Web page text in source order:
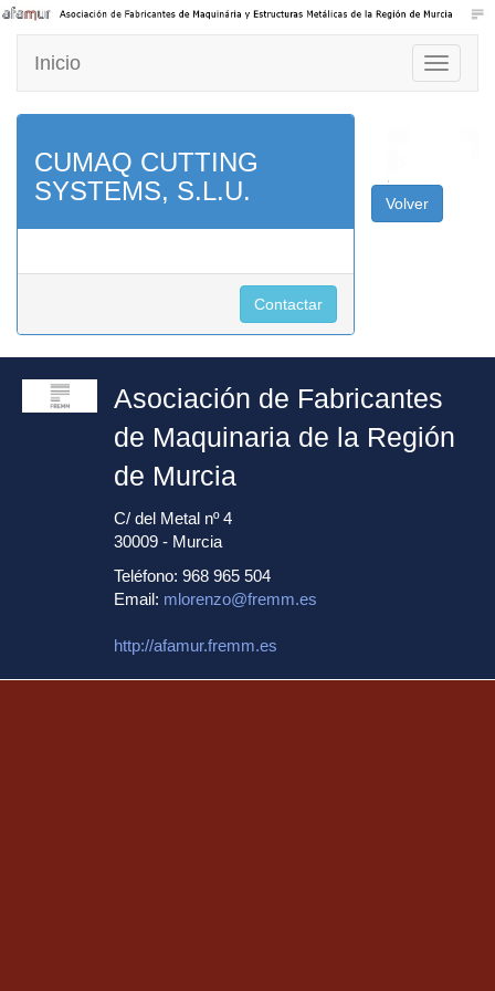
Toggle
Inicio
CUMAQ CUTTING
SYSTEMS, S.L.U.
Contactar
Volver
Asociación de Fabricantes
de Maquinaria de la Región
de Murcia
C/ del Metal nº 4
30009 - Murcia
Teléfono: 968 965 504
Email: mlorenzo@fremm.es
http://afamur.fremm.es